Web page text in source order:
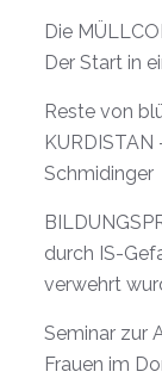
Die
Der Start in
Reste von
Schmidinger
durch IS-
verwehrt
Seminar zur
Frauen im